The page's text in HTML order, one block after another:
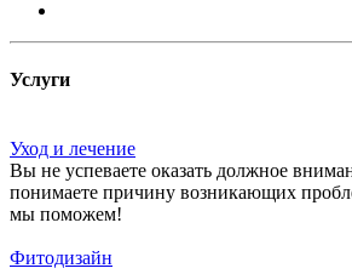
Услуги
Уход и лечение
Вы не успеваете оказать должное
понимаете причину возникающих
мы поможем!
Фитодизайн